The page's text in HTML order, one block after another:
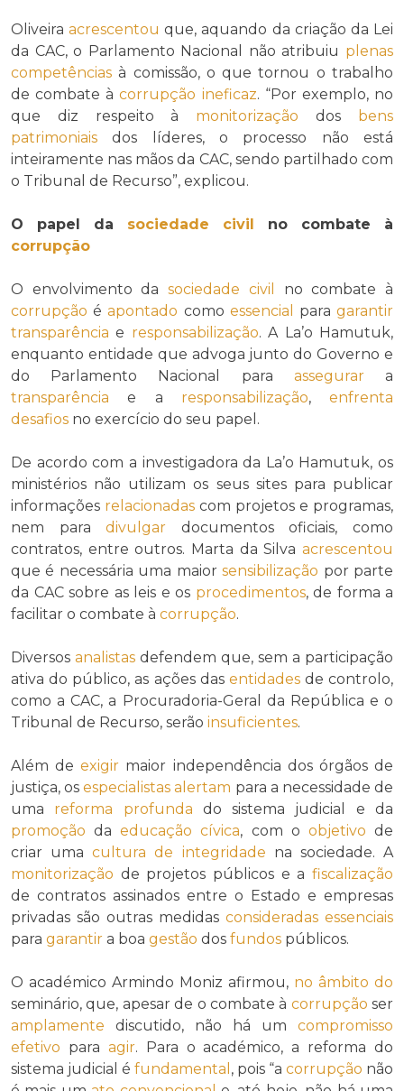
Oliveiraacrescentou que, aquando da criação da Lei
da CAC, o Parlamento Nacional não atribuiu plenas
competências à comissão, o que tornou o trabalho
de combate àcorrupção ineficaz. “Por exemplo, no
que diz respeito à monitorização dos bens
patrimoniais dos líderes, o processo não está
inteiramente nas mãos da CAC, sendo partilhado com
o Tribunal de Recurso”, explicou.
O papel da sociedade civil no combate à
corrupção
O envolvimento dasociedade civil
no combate à
corrupção éapontado como essencial paragarantir
transparência e responsabilização. A La’o Hamutuk,
enquanto entidade que advoga junto do Governo e
do Parlamento Nacional para assegurara
transparência e a responsabilização, enfrenta
desafios no exercício do seu papel.
De acordo com a investigadora da La’o Hamutuk, os
ministérios não utilizam os seus sites para publicar
informações relacionadas com projetos e programas,
nem paradivulgar documentos oficiais, como
contratos, entre outros. Marta da Silva acrescentou
que é necessária uma maiorsensibilização por parte
da CAC sobre as leis e os procedimentos, de forma a
facilitar o combate à corrupção.
Diversos analistas defendem que, sem a participação
ativa do público, as ações das entidadesde controlo,
como a CAC, a Procuradoria-Geral da República e o
Tribunal de Recurso, serão insuficientes.
Além deexigir maior independência dos órgãos de
justiça, osespecialistas alertam para a necessidade de
uma reforma profunda do sistema judicial e da
promoção daeducação cívica, com o objetivo de
criar umacultura de integridade na sociedade. A
monitorização de projetos públicos e a fiscalização
de contratos assinados entre o Estado e empresas
privadas são outras medidas consideradas essenciais
para garantir a boa gestão dos fundos públicos.
O académico Armindo Moniz afirmou, no âmbito do
seminário, que, apesar de o combate à corrupção ser
amplamente discutido, não há um compromisso
efetivo para agir. Para o académico, a reforma do
sistema judicial é fundamental , pois “a corrupção não